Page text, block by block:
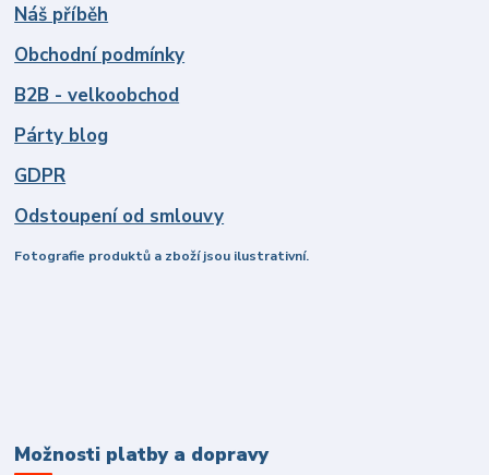
Náš příběh
Obchodní podmínky
B2B - velkoobchod
Párty blog
GDPR
Odstoupení od smlouvy
Fotografie produktů a zboží jsou ilustrativní.
Možnosti platby a dopravy